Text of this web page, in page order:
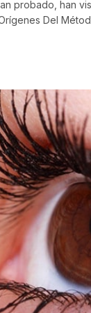
probado, han
Del